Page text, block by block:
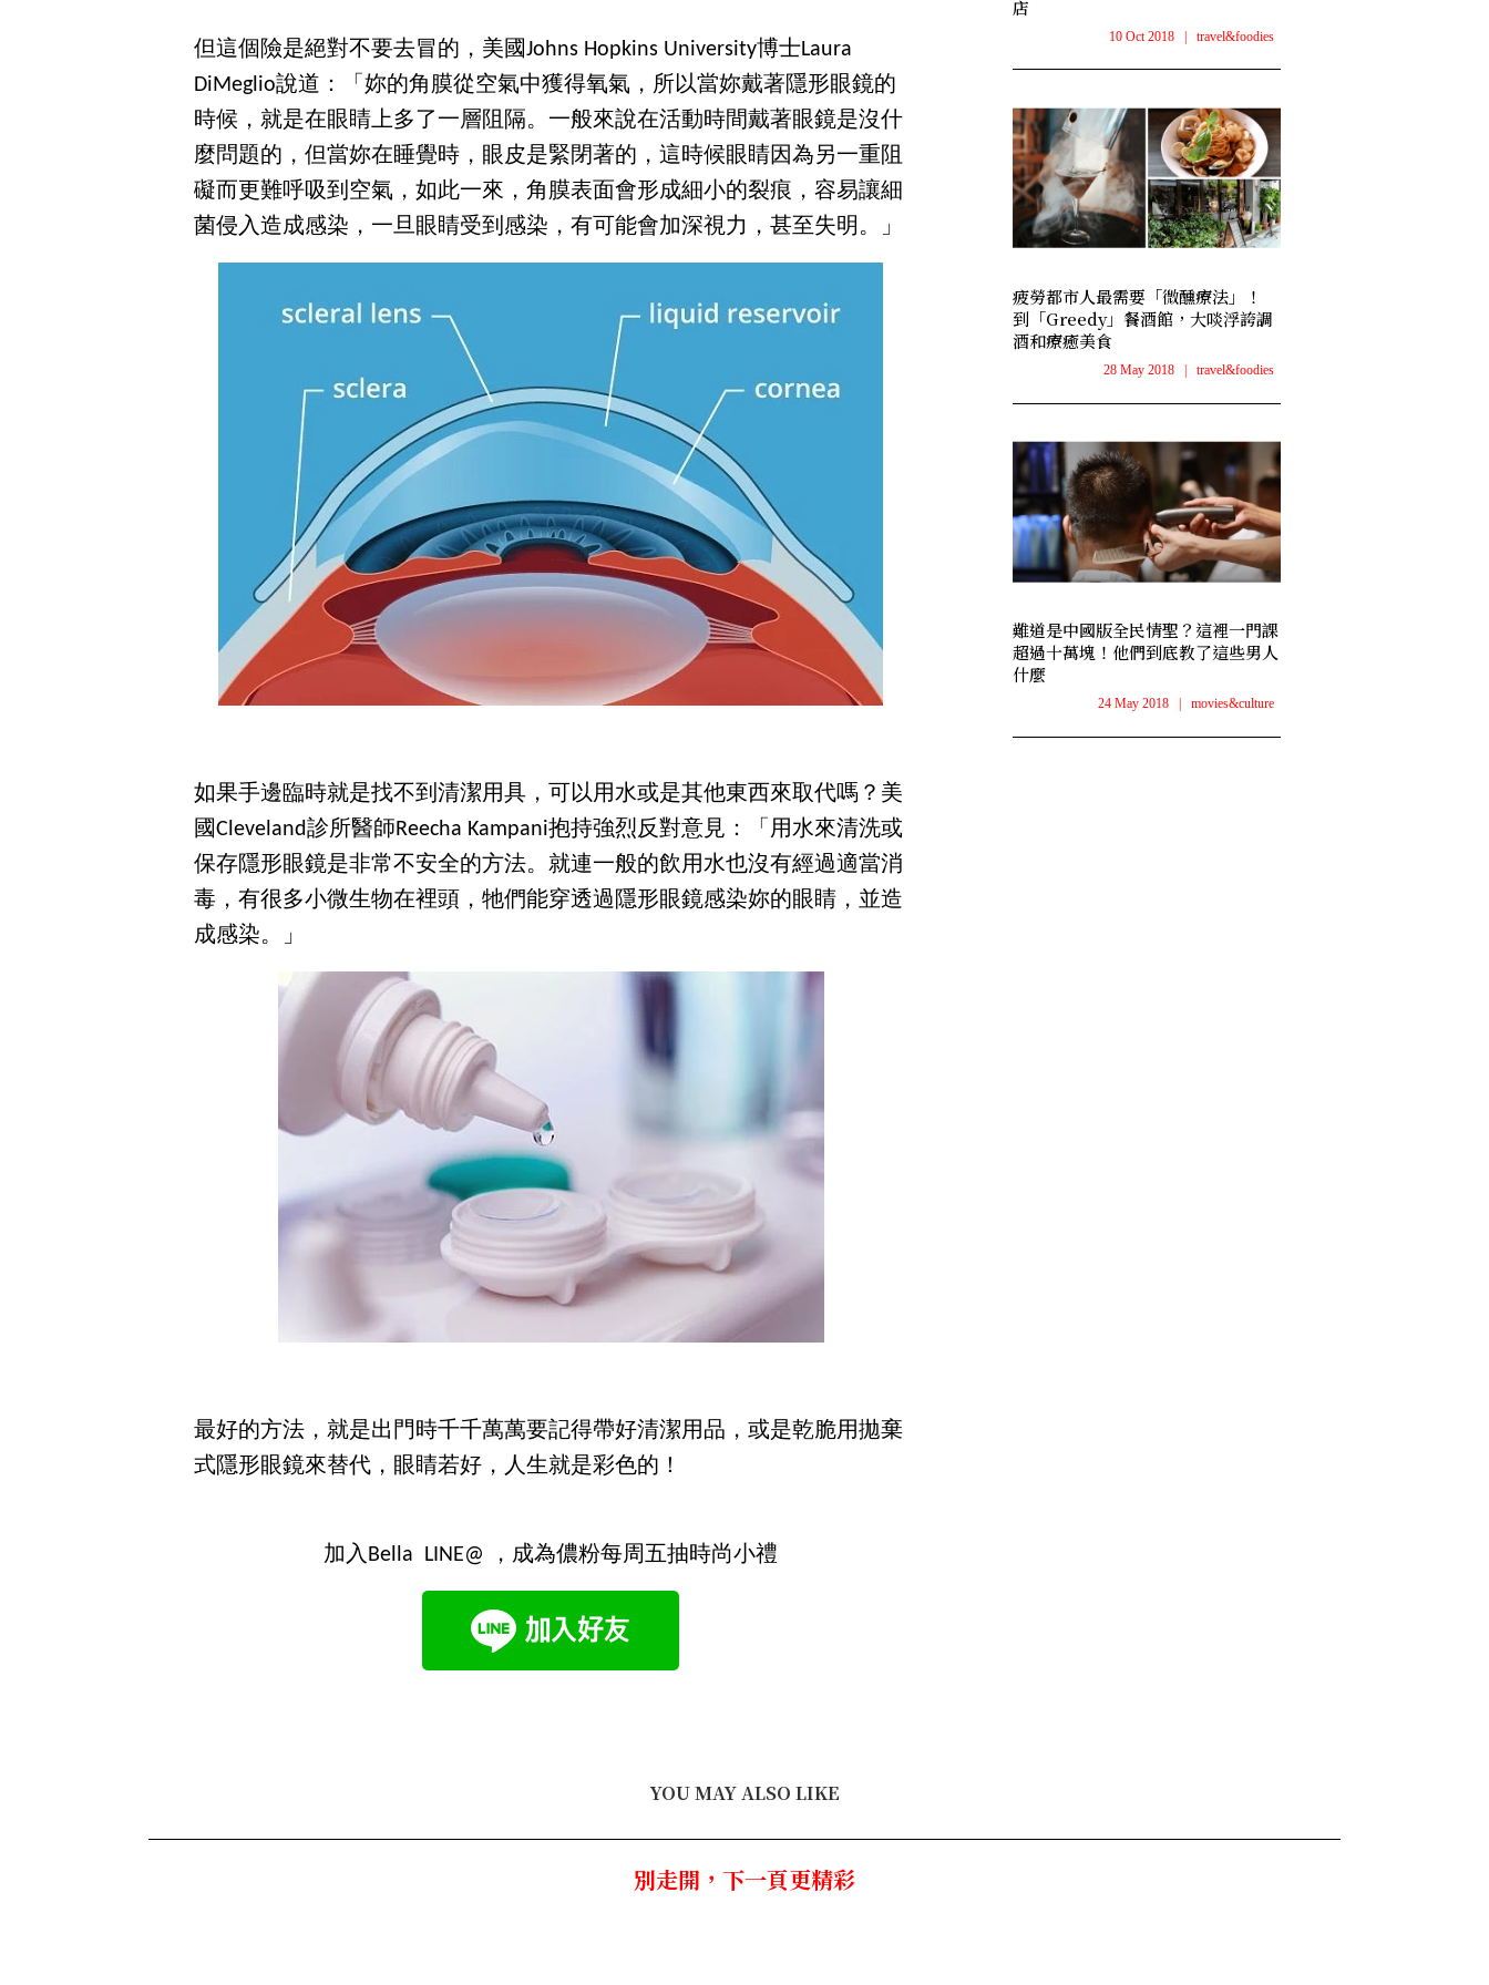
但這個險是絕對不要去冒的，美國Johns Hopkins University博士Laura
DiMeglio說道：「妳的角膜從空氣中獲得氧氣，所以當妳戴著隱形眼鏡的
時候，就是在眼睛上多了一層阻隔。一般來說在活動時間戴著眼鏡是沒什
麼問題的，但當妳在睡覺時，眼皮是緊閉著的，這時候眼睛因為另一重阻
礙而更難呼吸到空氣，如此一來，角膜表面會形成細小的裂痕，容易讓細
菌侵入造成感染，一旦眼睛受到感染，有可能會加深視力，甚至失明。」
如果手邊臨時就是找不到清潔用具，可以用水或是其他東西來取代嗎？美
國Cleveland診所醫師Reecha Kampani抱持強烈反對意見：「用水來清洗或
保存隱形眼鏡是非常不安全的方法。就連一般的飲用水也沒有經過適當消
毒，有很多小微生物在裡頭，牠們能穿透過隱形眼鏡感染妳的眼睛，並造
成感染。」
最好的方法，就是出門時千千萬萬要記得帶好清潔用品，或是乾脆用拋棄
式隱形眼鏡來替代，眼睛若好，人生就是彩色的！
加入Bella LINE@ ，成為儂粉每周五抽時尚小禮
店
10 Oct 2018 | travel&foodies
疲勞都市人最需要「微醺療法」！
到「Greedy」餐酒館，大啖浮誇調
酒和療癒美食
28 May 2018 travel&foodies
難道是中國版全民情聖？這裡一門課
超過十萬塊！他們到底教了這些男人
什麼
24 May 2018 movies&culture
YOU MAY ALSO LIKE
別走開，下一頁更精彩